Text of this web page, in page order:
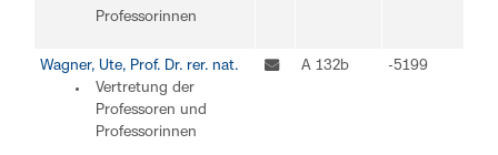
Professorinnen
Wagner, Ute, Prof. Dr. rer. nat.
Vertretung der
Professoren und
Professorinnen
A 132b -5199